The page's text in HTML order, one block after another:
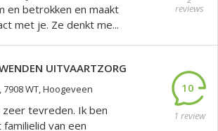
reviews
en betrokken en maakt
met je. Ze denkt me...
UITVAARTZORG
WT, Hoogeveen 10
1 review
zeer tevreden. Ik ben
van een